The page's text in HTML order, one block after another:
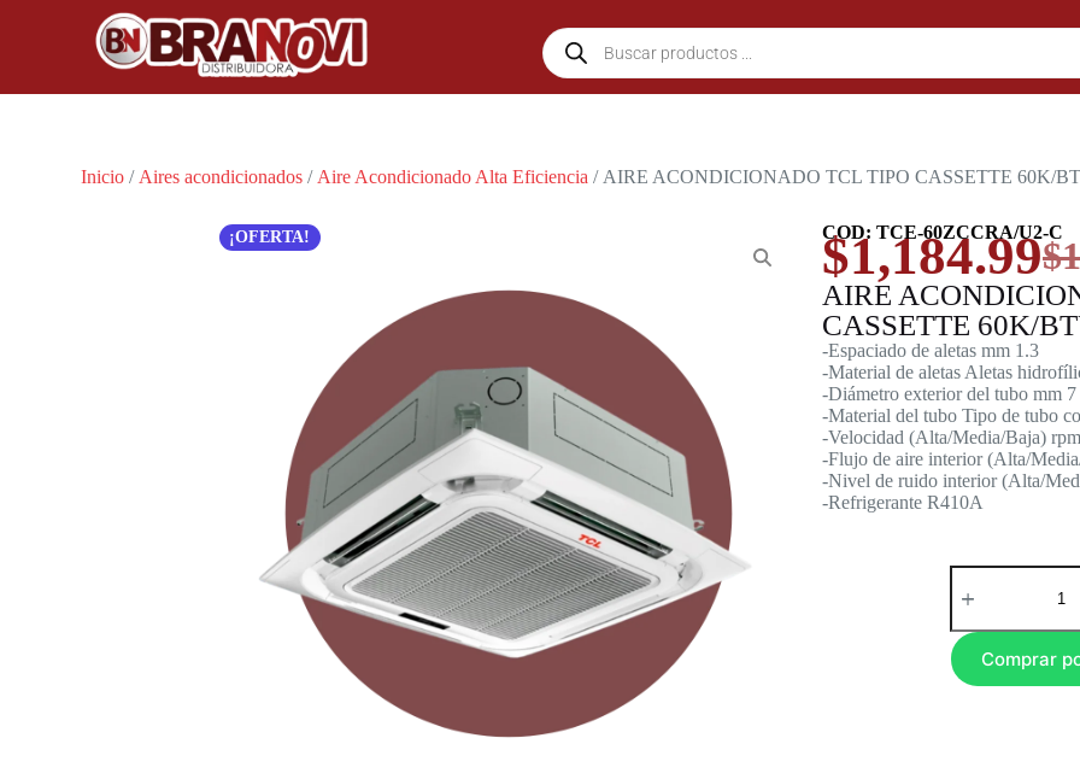
Inicio / Aires acondicionados / Aire Acondicionado Alta Eficiencia / AIRE ACONDICIONADO TCL TIPO CASSETTE 60K/
¡OFERTA! COD: TCE-60ZCCRA/U2-C
$
$1,184.99
AIRE
CASSETTE 60K/
-Espaciado de aletas mm 1.3
-Material de aletas Aletas
-Diámetro exterior del tubo mm 7
-Material del tubo Tipo de tubo
-Velocidad (Alta/Media/Baja)
-Flujo de aire interior (Alta/
-Nivel de ruido interior (Alta/
-Refrigerante R410A
Comprar